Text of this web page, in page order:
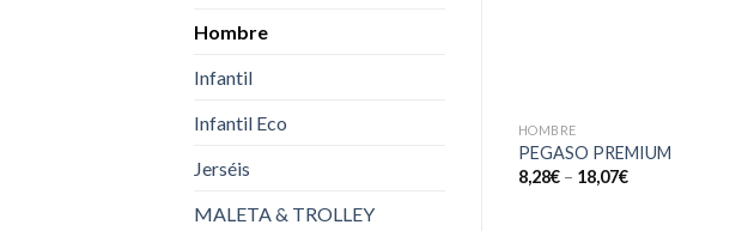
Hombre
Infantil
Infantil Eco
Jerséis
MALETA & TROLLEY
HOMBRE
PEGASO PREMIUM
8,28€– 18,07€